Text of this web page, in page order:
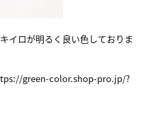
イロが明るく良い色しておりま
green-color.shop-pro.jp/?